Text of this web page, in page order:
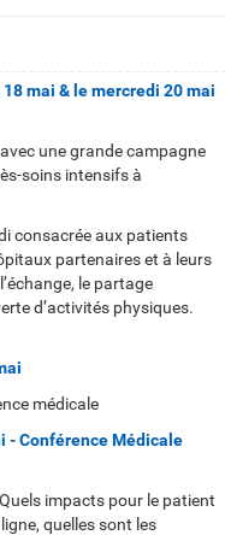
mai & le mercredi 20 mai
une grande campagne
soins intensifs à
consacrée aux patients
partenaires et à leurs
le partage
d’activités physiques.
médicale
- Conférence Médicale
Quels impacts pour le patient
ligne, quelles sont les